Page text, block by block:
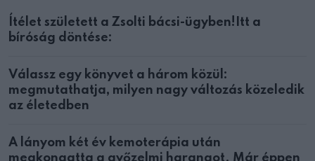
Ítélet született a Zsolti bácsi-ügyben!Itt a
bíróság döntése:
Válassz egy könyvet a három közül:
megmutathatja, milyen nagy változás közeledik
az életedben
A lányom két év kemoterápia után
megkongatta a győzelmi harangot. Már éppen